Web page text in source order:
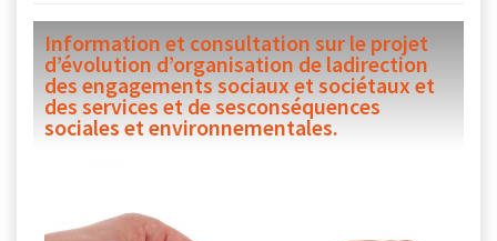
Information et consultation sur le projet
d’évolution d’organisation de ladirection
des engagements sociaux et sociétaux et
des services et de sesconséquences
sociales et environnementales.